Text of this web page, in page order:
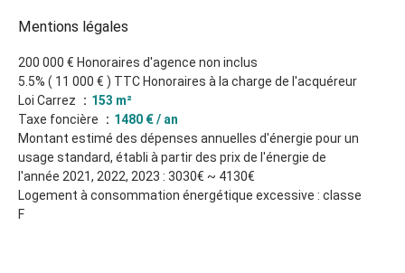
Mentions légales
200 000 € Honoraires d'agence non inclus
5.5% ( 11 000 € ) TTC Honoraires à la charge de l'acquéreur
Loi Carrez
153 m²
Taxe foncière
1480 € / an
Montant estimé des dépenses annuelles d'énergie pour un
usage standard, établi à partir des prix de l'énergie de
l'année 2021, 2022, 2023 : 3030€ ~ 4130€
Logement à consommation énergétique excessive : classe
F